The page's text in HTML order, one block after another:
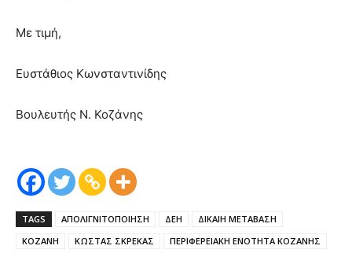
Με τιμή,
Ευστάθιος Κωνσταντινίδης
Βουλευτής Ν. Κοζάνης
TAGS ΑΠΟΛΙΓΝΙΤΟΠΟΙΗΣΗ ΔΕΗ
ΔΙΚΑΙΗ ΜΕΤΑΒΑΣΗ
ΚΟΖΑΝΗ
ΚΩΣΤΑΣ ΣΚΡΕΚΑΣ
ΠΕΡΙΦΕΡΕΙΑΚΗ ΕΝΟΤΗΤΑ ΚΟΖΑΝΗΣ